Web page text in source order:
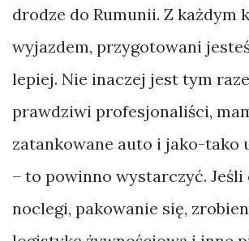
drodze do Rumunii. Z każdym
wyjazdem, przygotowani
lepiej. Nie inaczej jest tym
prawdziwi profesjonaliści,
zatankowane auto i jako-tako
– to powinno wystarczyć. Jeśli
noclegi, pakowanie się,
i
Senegal…
not
Bikepacking
w
Indiach.
Kto
wygra